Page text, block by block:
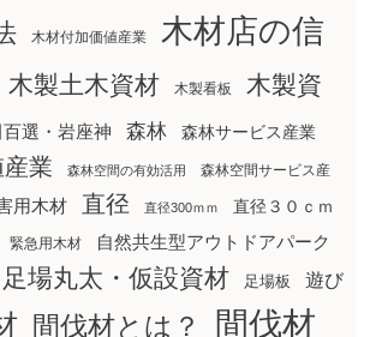
木材付加価値産業
木材店の信
木製土木資材 木製看板
木製資
選・岩座神 森林 森林サービス産業
業 森林空間の有効活用 森林空間サービス産
用木材 直径 直径300ｍｍ 直径３０ｃｍ
緊急用木材 自然共生型アウトドアパーク
足場丸太・仮設資材 足場板 遊び
間伐材とは？
間伐材